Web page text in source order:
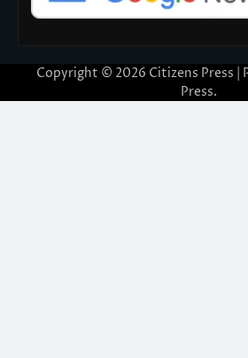
Copyright © 2026 Citizens Press |
Press.